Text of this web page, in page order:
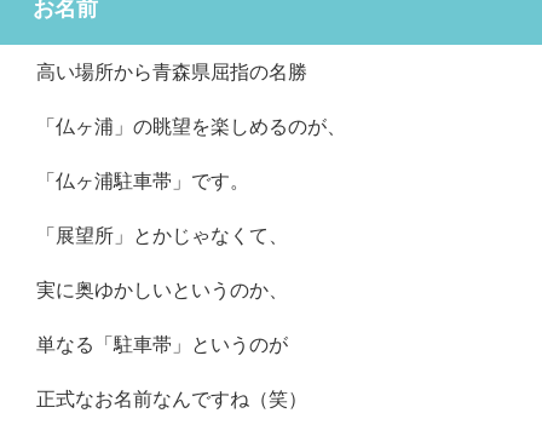
お名前
高い場所から青森県屈指の名勝
「仏ヶ浦」の眺望を楽しめるのが、
「仏ヶ浦駐車帯」です。
「展望所」とかじゃなくて、
実に奥ゆかしいというのか、
単なる「駐車帯」というのが
正式なお名前なんですね（笑）